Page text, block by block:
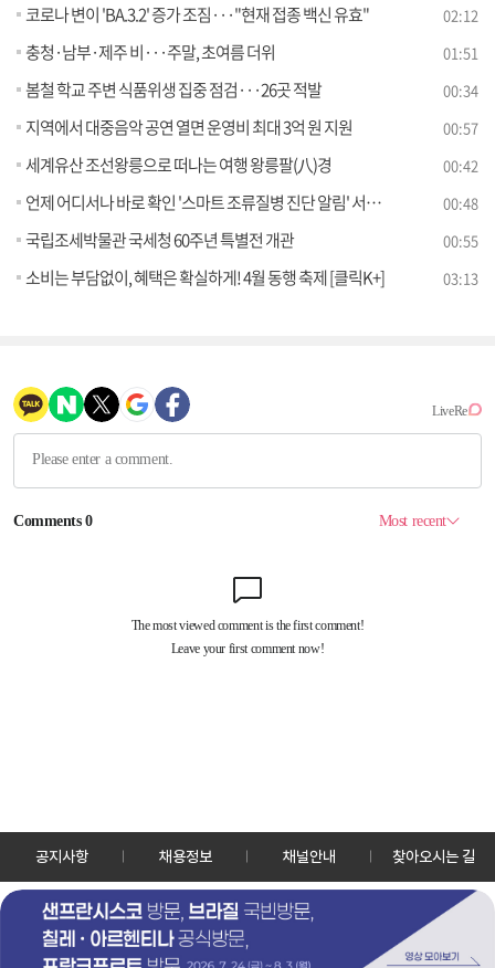
코로나 변이 'BA.3.2' 증가 조짐···"현재 접종 백신 유효" 02:12
충청·남부·제주 비···주말, 초여름 더위 01:51
봄철 학교 주변 식품위생 집중 점검···26곳 적발 00:34
지역에서 대중음악 공연 열면 운영비 최대 3억 원 지원 00:57
세계유산 조선왕릉으로 떠나는 여행 왕릉팔(八)경 00:42
언제 어디서나 바로 확인 '스마트 조류질병 진단 알림' 서비스 개시 00:48
국립조세박물관 국세청 60주년 특별전 개관 00:55
소비는 부담없이, 혜택은 확실하게! 4월 동행 축제 [클릭K+] 03:13
공지사항 채용정보 채널안내 찾아오시는 길
30128 세종특별자치시 정부2청사로 13 한국정책방송원 KTV
TEL: 044-204-8000
Copyrightⓒ KTV 국민방송 All Rights Reserved.